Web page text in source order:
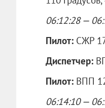
06:12:28 —
Пилот: СЖР
Диспетчер:
Пилот: ВПП
06:14:10 —